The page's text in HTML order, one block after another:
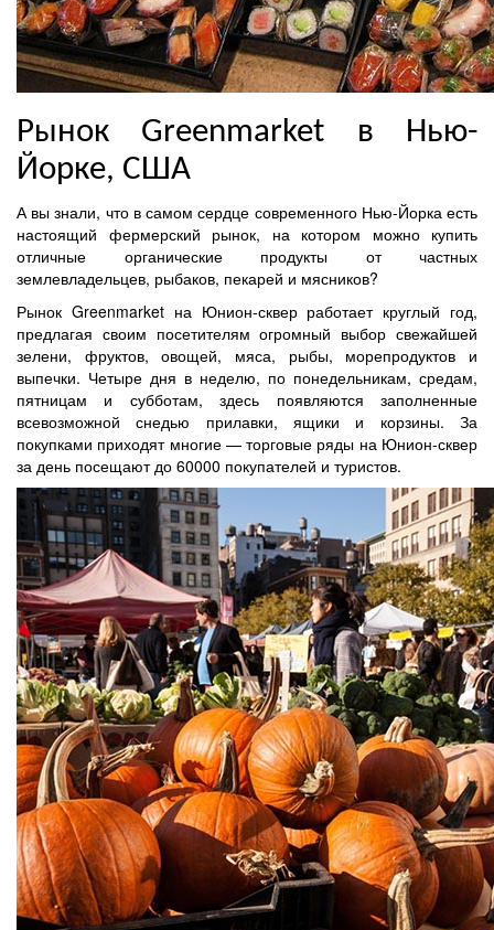
Рынок Greenmarket в Нью-
Йорке, США
А вы знали, что в самом сердце современного Нью-Йорка есть
настоящий фермерский рынок, на котором можно купить
отличные органические продукты от частных
землевладельцев, рыбаков, пекарей и мясников?
Рынок Greenmarket на Юнион-сквер работает круглый год,
предлагая своим посетителям огромный выбор свежайшей
зелени, фруктов, овощей, мяса, рыбы, морепродуктов и
выпечки. Четыре дня в неделю, по понедельникам, средам,
пятницам и субботам, здесь появляются заполненные
всевозможной снедью прилавки, ящики и корзины. За
покупками приходят многие — торговые ряды на Юнион-сквер
за день посещают до 60000 покупателей и туристов.